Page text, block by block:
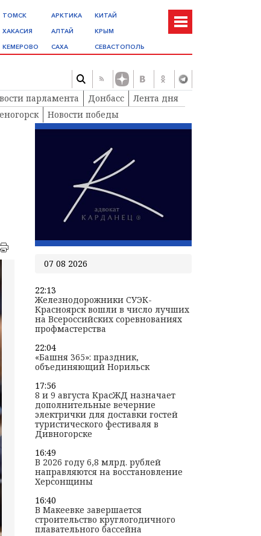
ТОМСК
ХАКАСИЯ
КЕМЕРОВО
АРКТИКА
АЛТАЙ
САХА
КИТАЙ
КРЫМ
СЕВАСТОПОЛЬ
парламента Донбасс
Лента дня
Новости победы
07 08 2026
22:13
Железнодорожники СУЭК-
Красноярск вошли в число лучших
на Всероссийских соревнованиях
профмастерства
22:04
«Башня 365»: праздник,
объединяющий Норильск
17:56
8 и 9 августа КрасЖД назначает
дополнительные вечерние
электрички для доставки гостей
туристического фестиваля в
Дивногорске
16:49
В 2026 году 6,8 млрд. рублей
направляются на восстановление
Херсонщины
16:40
В Макеевке завершается
строительство круглогодичного
плавательного бассейна